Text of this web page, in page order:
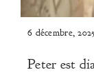
6 décembre, 2025
Peter est